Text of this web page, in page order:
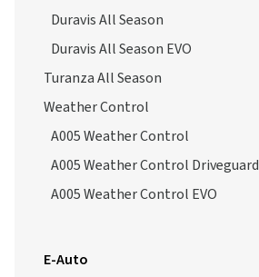
Duravis All Season
Duravis All Season EVO
Turanza All Season
Weather Control
A005 Weather Control
A005 Weather Control Driveguard
A005 Weather Control EVO
E-Auto